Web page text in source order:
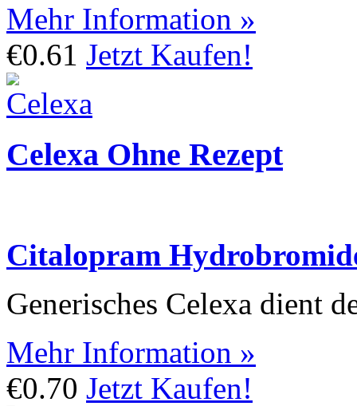
Mehr Information »
€0.61 Jetzt Kaufen!
Celexa Ohne Rezept
Citalopram
Generisches Celexa dient
Mehr Information »
€0.70 Jetzt Kaufen!